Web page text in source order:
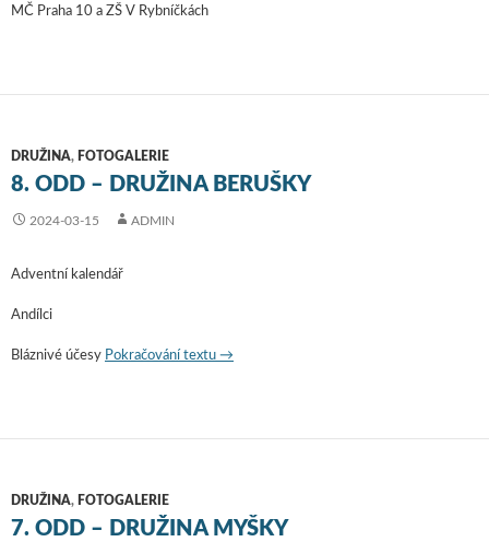
MČ Praha 10 a ZŠ V Rybníčkách
DRUŽINA, FOTOGALERIE
8. ODD – DRUŽINA BERUŠKY
2024-03-15 ADMIN
Adventní kalendář
Andílci
Bláznivé účesy Pokračování textu 8. odd – družina Berušky
→
DRUŽINA, FOTOGALERIE
7. ODD – DRUŽINA MYŠKY